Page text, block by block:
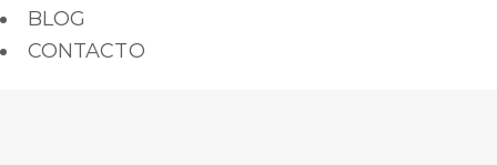
BLOG
CONTACTO